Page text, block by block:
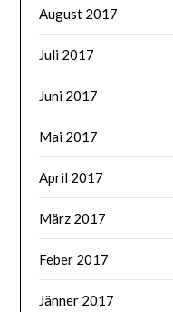
August 2017
Juli 2017
Juni 2017
Mai 2017
April 2017
März 2017
Feber 2017
Jänner 2017